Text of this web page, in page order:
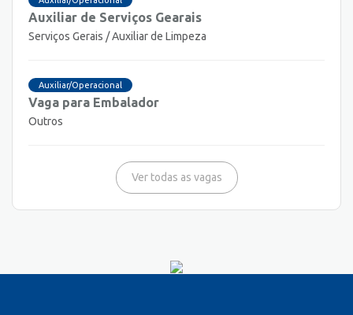
Auxiliar de Serviços Gearais
Serviços Gerais / Auxiliar de Limpeza
Auxiliar/Operacional
Vaga para Embalador
Outros
Ver todas as vagas